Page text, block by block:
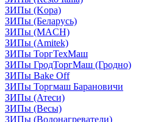
ЗИПы (Kopa)
ЗИПы (Беларусь)
ЗИПы (MACH)
ЗИПы (Amitek)
ЗИПы ТоргТехМаш
ЗИПы ГродТоргМаш (Гродно)
ЗИПы Bake Off
ЗИПы Торгмаш Барановичи
ЗИПы (Атеси)
ЗИПы (Весы)
ЗИПы (Водонагреватели)